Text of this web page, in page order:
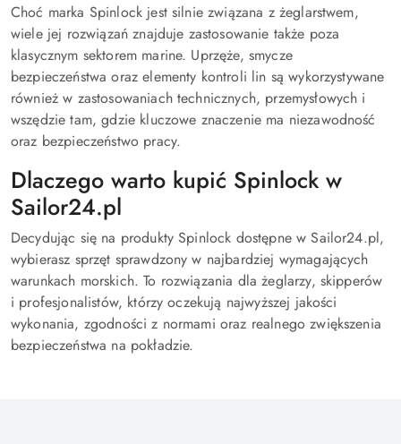
Choć marka Spinlock jest silnie związana z żeglarstwem,
wiele jej rozwiązań znajduje zastosowanie także poza
klasycznym sektorem marine. Uprzęże, smycze
bezpieczeństwa oraz elementy kontroli lin są wykorzystywane
również w zastosowaniach technicznych, przemysłowych i
wszędzie tam, gdzie kluczowe znaczenie ma niezawodność
oraz bezpieczeństwo pracy.
Dlaczego warto kupić Spinlock w
Sailor24.pl
Decydując się na produkty Spinlock dostępne w Sailor24.pl,
wybierasz sprzęt sprawdzony w najbardziej wymagających
warunkach morskich. To rozwiązania dla żeglarzy, skipperów
i profesjonalistów, którzy oczekują najwyższej jakości
wykonania, zgodności z normami oraz realnego zwiększenia
bezpieczeństwa na pokładzie.